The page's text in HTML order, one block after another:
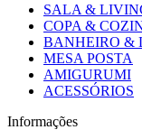
SALA &
COPA &
BANHEIRO &
MESA POSTA
AMIGURUMI
ACESSÓRIOS
Informações